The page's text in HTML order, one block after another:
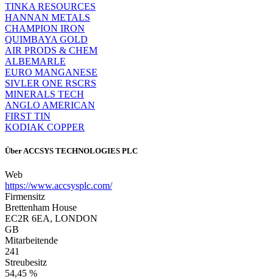
TINKA RESOURCES
HANNAN METALS
CHAMPION IRON
QUIMBAYA GOLD
AIR PRODS & CHEM
ALBEMARLE
EURO MANGANESE
SIVLER ONE RSCRS
MINERALS TECH
ANGLO AMERICAN
FIRST TIN
KODIAK COPPER
Über ACCSYS TECHNOLOGIES PLC
Web
https://www.accsysplc.com/
Firmensitz
Brettenham House
EC2R 6EA, LONDON
GB
Mitarbeitende
241
Streubesitz
54,45 %